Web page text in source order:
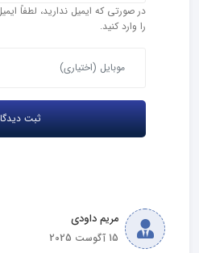
را وارد کنید.
مریم داودی
15 آگوست 2025